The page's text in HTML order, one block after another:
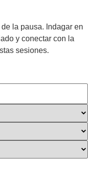
la pausa. Indagar en
y conectar con la
sesiones.